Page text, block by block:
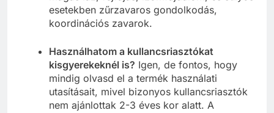
esetekben zűrzavaros gondolkodás,
koordinációs zavarok.
Használhatom a kullancsriasztókat
kisgyerekeknél is? Igen, de fontos, hogy
mindig olvasd el a termék használati
utasításait, mivel bizonyos kullancsriasztók
nem ajánlottak 2-3 éves kor alatt. A